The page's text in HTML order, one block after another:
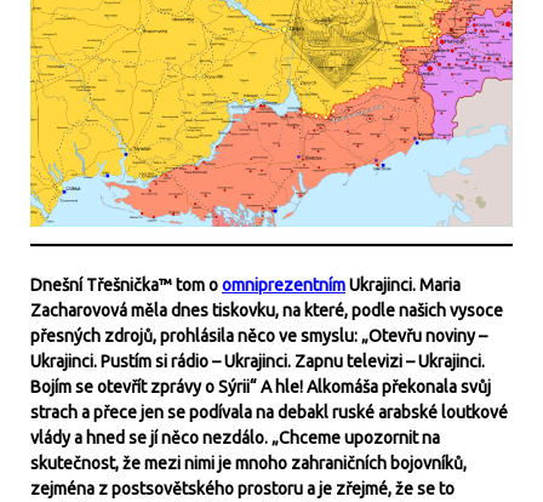
Dnešní Třešnička™ tom oomniprezentnímUkrajinci. Maria
Zacharovová měla dnes tiskovku, na které, podle našich vysoce
přesných zdrojů, prohlásila něco ve smyslu: „Otevřu noviny –
Ukrajinci. Pustím si rádio – Ukrajinci. Zapnu televizi – Ukrajinci.
Bojím se otevřít zprávy o Sýrii“ A hle! Alkomáša překonala svůj
strach a přece jen se podívala na debakl ruské arabské loutkové
vlády a hned se jí něco nezdálo. „Chceme upozornit na
skutečnost, že mezi nimi je mnoho zahraničních bojovníků,
zejména z postsovětského prostoru a je zřejmé, že se to